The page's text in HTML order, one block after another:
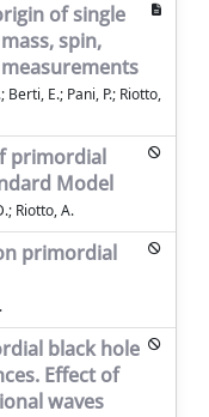
of single
spin,
E.; Pani, P.; Riotto,
primordial
Model
Riotto, A.
primordial
black hole
Effect of
waves